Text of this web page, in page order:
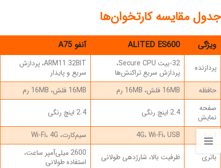
جدول مقایسه کارتخوان‌ها
ویژگی ALITED ES600 آنفو A75
پردازنده
32-بیت Secure CPU،
پردازش سریع تراکنش‌ها
ARM11 32BIT، پردازش
سریع و پایدار
حافظه
16MB فلش، 16MB رم
16MB فلش، 16MB رم
صفحه
نمایش
2.4 اینچ رنگی 2.4 اینچ رنگی
اتصال 4G، Wi-Fi، USB سیم‌کارت، Wi-Fi، 4G
باتری ظرفیت بالا، شارژدهی طولانی
2600 میلی‌آمپر ساعت،
استفاده طولانی